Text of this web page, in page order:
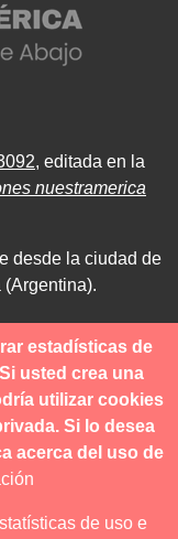
, editada en la
nuestramerica
desde la ciudad de
se deben realizar
estadísticas de
usted crea una
utilizar cookies
Si lo desea
acerca del uso de
de uso e